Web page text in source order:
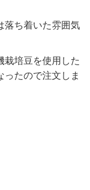
ち着いた雰囲気
栽培豆を使用した
たので注文しま